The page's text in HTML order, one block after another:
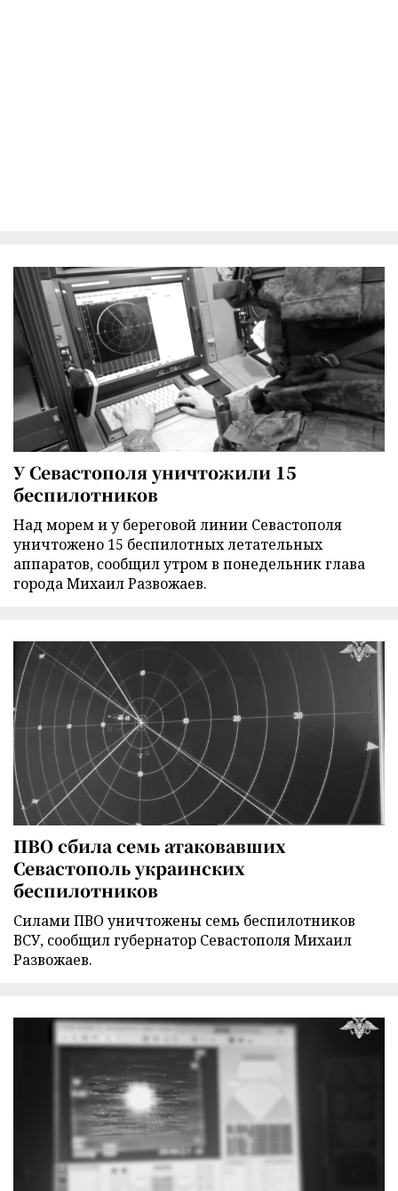
У Севастополя уничтожили 15
беспилотников
Над морем и у береговой линии Севастополя
уничтожено 15 беспилотных летательных
аппаратов, сообщил утром в понедельник глава
города Михаил Развожаев.
ПВО сбила семь атаковавших
Севастополь украинских
беспилотников
Силами ПВО уничтожены семь беспилотников
ВСУ, сообщил губернатор Севастополя Михаил
Развожаев.